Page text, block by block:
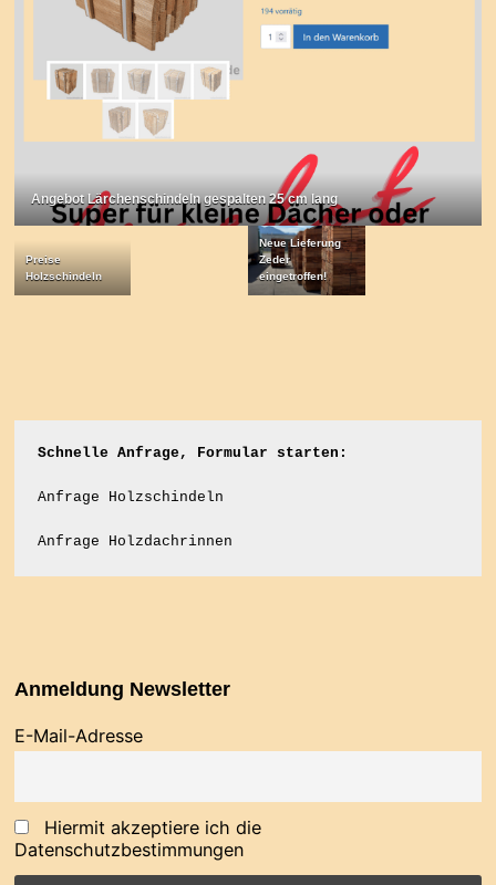
Angebot Lärchenschindeln gespalten 25 cm lang
Preise
Holzschindeln
Neue Lieferung
Zeder
eingetroffen!
Schnelle Anfrage, Formular starten:
Anfrage Holzschindeln
Anfrage Holzdachrinnen
Anmeldung Newsletter
E-Mail-Adresse
Hiermit akzeptiere ich die
Datenschutzbestimmungen